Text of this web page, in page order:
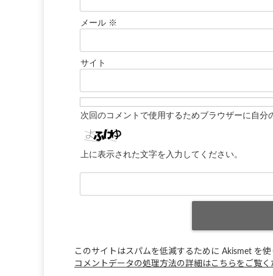
メール ※
サイト
次回のコメントで使用するためブラウザーに自
上に表示された文字を入力してください。
このサイトはスパムを低減するために Akismet を使
コメントデータの処理方法の詳細はこちらをご覧く